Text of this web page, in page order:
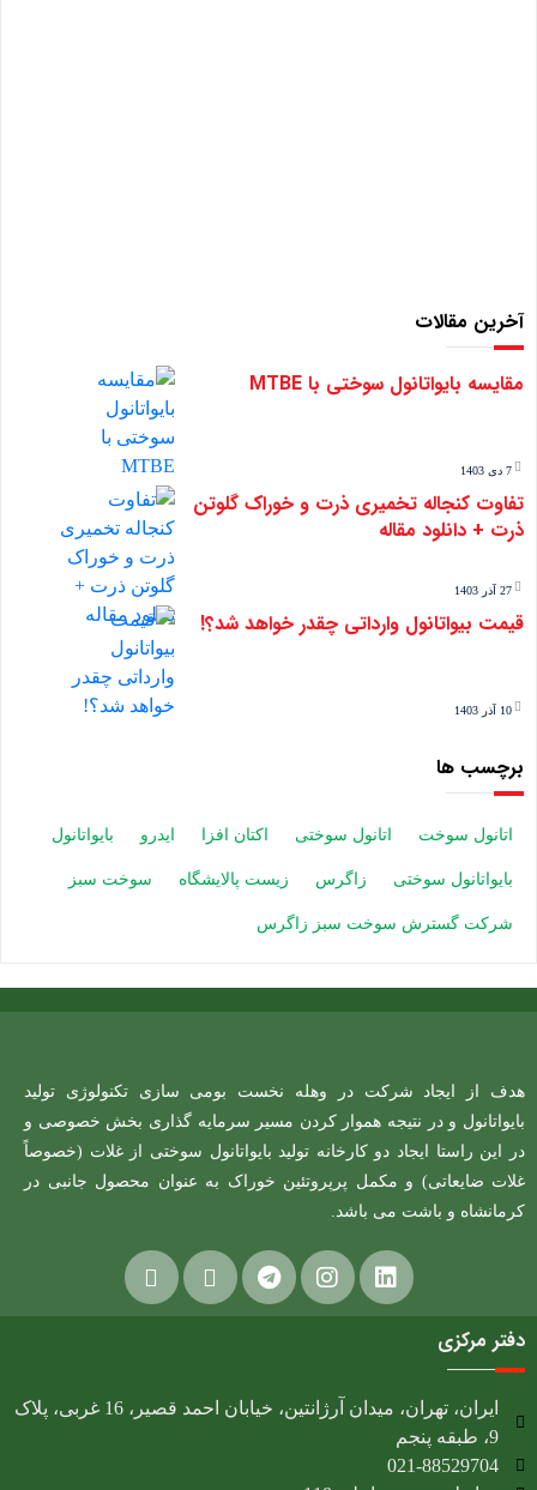
آخرین مقالات
مقایسه بایواتانول سوختی با MTBE
7 دی 1403
تفاوت کنجاله تخمیری ذرت و خوراک گلوتن
ذرت + دانلود مقاله
27 آذر 1403
قیمت بیواتانول وارداتی چقدر خواهد شد؟!
10 آذر 1403
برچسب ها
اتانول سوخت اتانول سوختی اکتان افزا ایدرو بایواتانول
بایواتانول سوختی زاگرس زیست پالایشگاه سوخت سبز
شرکت گسترش سوخت سبز زاگرس
هدف از ایجاد شرکت در وهله نخست بومی سازی تکنولوژی تولید
بایواتانول و در نتیجه هموار کردن مسیر سرمایه گذاری بخش خصوصی و
در این راستا ایجاد دو کارخانه تولید بایواتانول سوختی از غلات (خصوصاً
غلات ضایعاتی) و مکمل پرپروتئین خوراک به عنوان محصول جانبی در
کرمانشاه و باشت می باشد.
دفتر مرکزی
ایران، تهران، میدان آرژانتین، خیابان احمد قصیر، 16 غربی، پلاک
9، طبقه پنجم
021-88529704